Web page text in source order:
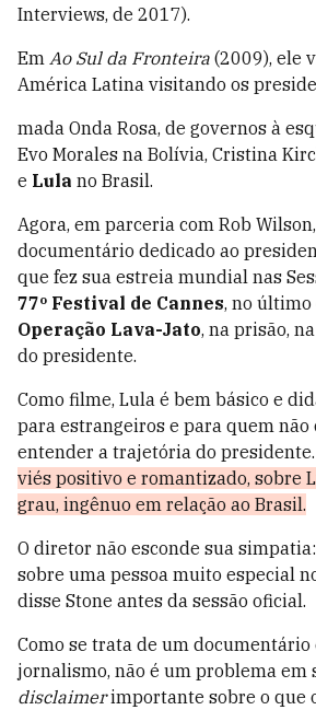
Interviews, de 2017).
Em Ao Sul da Fronteira (2009), ele
América Latina visitando os
mada Onda Rosa, de governos à
Evo Morales na Bolívia, Cristina
e Lula no Brasil.
Agora, em parceria com Rob
documentário dedicado ao
que fez sua estreia mundial nas
77º Festival de Cannes, no último
Operação Lava-Jato, na prisão,
do presidente.
Como filme, Lula é bem básico e
para estrangeiros e para quem não
entender a trajetória do presidente.
viés positivo e romantizado, sobre
grau, ingênuo em relação ao Brasil.
O diretor não esconde sua
sobre uma pessoa muito especial
disse Stone antes da sessão oficial.
Como se trata de um documentário
jornalismo, não é um problema em
disclaimerimportante sobre o que